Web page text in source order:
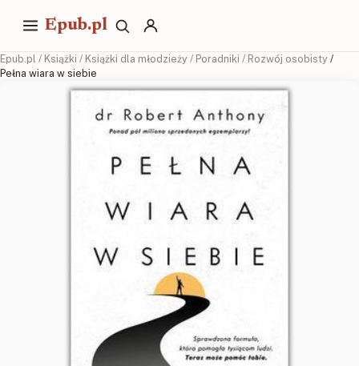
Epub.pl
Epub.pl / Książki / Książki dla młodzieży / Poradniki / Rozwój osobisty /
Pełna wiara w siebie